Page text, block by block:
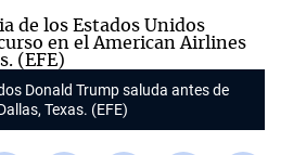
Donald Trump saluda antes de
Texas. (EFE)